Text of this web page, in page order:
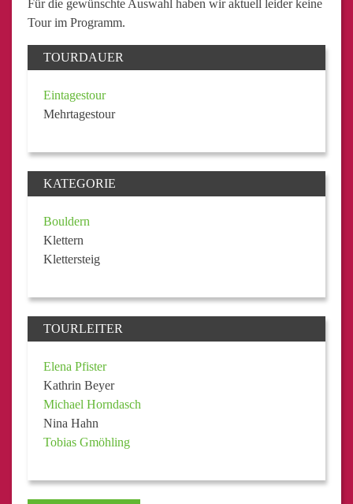
Für die gewünschte Auswahl haben wir aktuell leider keine
Tour im Programm.
TOURDAUER
Eintagestour
Mehrtagestour
KATEGORIE
Bouldern
Klettern
Klettersteig
TOURLEITER
Elena Pfister
Kathrin Beyer
Michael Horndasch
Nina Hahn
Tobias Gmöhling